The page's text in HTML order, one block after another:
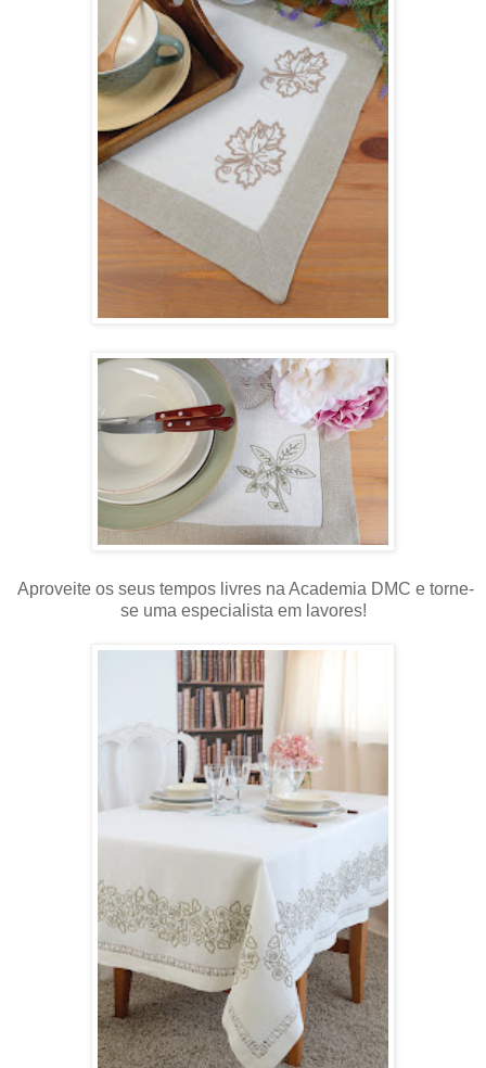
Aproveite os seus tempos livres na Academia DMC e torne-
se uma especialista em lavores!